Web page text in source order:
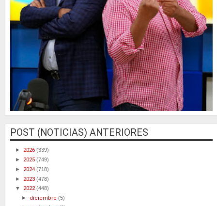
POST (NOTICIAS) ANTERIORES
► 2026 (339)
► 2025 (749)
► 2024 (718)
► 2023 (478)
▼ 2022(448)
► diciembre(5)